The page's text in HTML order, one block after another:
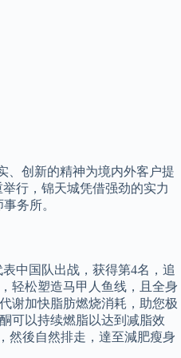
、创新的精神为境内外客户提
行，锦天城凭借强劲的实力
务所。
中国队出战，获得第4名，追
轻松塑造马甲人鱼线，且全身
谢加快脂肪燃烧消耗，助您极
可以持续燃脂以达到减脂效
然後自然排走，達至減肥瘦身